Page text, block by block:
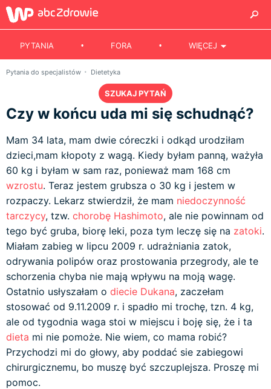
PYTANIA FORA WIĘCEJ
Pytania do specjalistów Dietetyka
SZUKAJ PYTAŃ
Czy w końcu uda mi się schudnąć?
Mam 34 lata, mam dwie córeczki i odkąd urodziłam
dzieci,mam kłopoty z wagą. Kiedy byłam panną, ważyła
60 kg i byłam w sam raz, ponieważ mam 168 cm
wzrostu. Teraz jestem grubsza o 30 kg i jestem w
rozpaczy. Lekarz stwierdził, że mam niedoczynność
tarczycy, tzw. chorobę Hashimoto, ale nie powinnam od
tego być gruba, biorę leki, poza tym leczę się na zatoki.
Miałam zabieg w lipcu 2009 r. udrażniania zatok,
odrywania polipów oraz prostowania przegrody, ale te
schorzenia chyba nie mają wpływu na moją wagę.
Ostatnio usłyszałam o diecie Dukana, zaczełam
stosować od 9.11.2009 r. i spadło mi trochę, tzn. 4 kg,
ale od tygodnia waga stoi w miejscu i boję się, że i ta
dieta mi nie pomoże. Nie wiem, co mama robić?
Przychodzi mi do głowy, aby poddać sie zabiegowi
chirurgicznemu, bo muszę być szczuplejsza. Proszę mi
pomoc.